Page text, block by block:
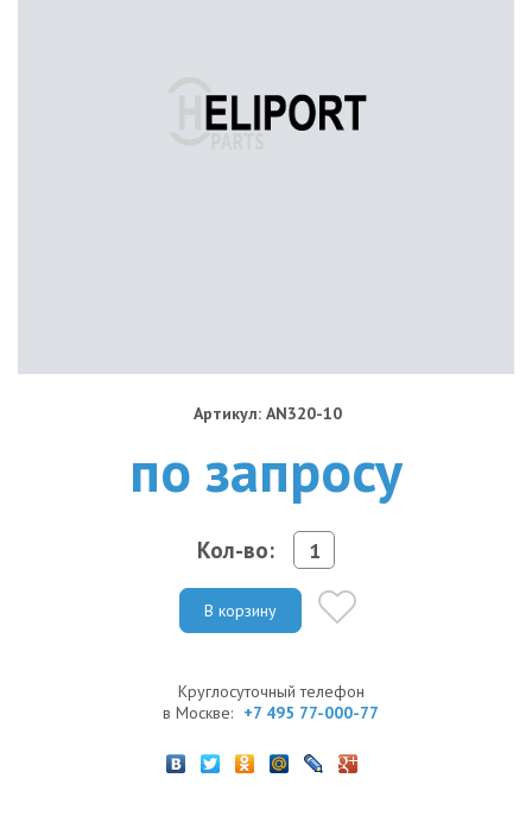
Артикул: AN320-10
по запросу
Кол-во:
В корзину
Круглосуточный телефон
в Москве: +7 495 77-000-77